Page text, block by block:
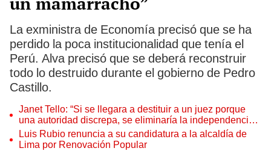
La exministra de Economía precisó que se ha
perdido la poca institucionalidad que tenía el
Perú. Alva precisó que se deberá reconstruir
todo lo destruido durante el gobierno de Pedro
Castillo.
Janet Tello: “Si se llegara a destituir a un juez porque
una autoridad discrepa, se eliminaría la independencia
judicial”
Luis Rubio renuncia a su candidatura a la alcaldía de
Lima por Renovación Popular